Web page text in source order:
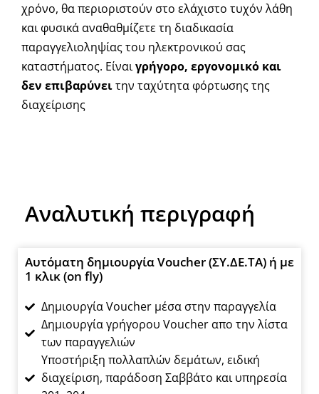
χρόνο, θα περιοριστούν στο ελάχιστο τυχόν λάθη
και φυσικά αναθαθμίζετε τη διαδικασία
παραγγελιοληψίας του ηλεκτρονικού σας
καταστήματος. Είναιγρήγορο, εργονομικό και
δεν επιβαρύνειτην ταχύτητα φόρτωσης της
διαχείρισης
Αναλυτική περιγραφή
Αυτόματη δημιουργία Voucher (ΣΥ.ΔΕ.ΤΑ) ή με
1 κλικ (on fly)
Δημιουργία Voucher μέσα στην παραγγελία
Δημιουργία γρήγορου Voucher απο την λίστα
των παραγγελιών
Υποστήριξη πολλαπλών δεμάτων, ειδική
διαχείριση, παράδοση Σαββάτο και υπηρεσία